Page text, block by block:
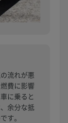
流れが悪
費に影響
に乗ると
余分な抵
す。